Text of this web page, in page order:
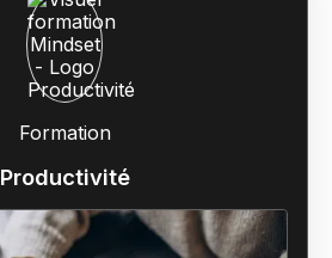
Formation
Productivité